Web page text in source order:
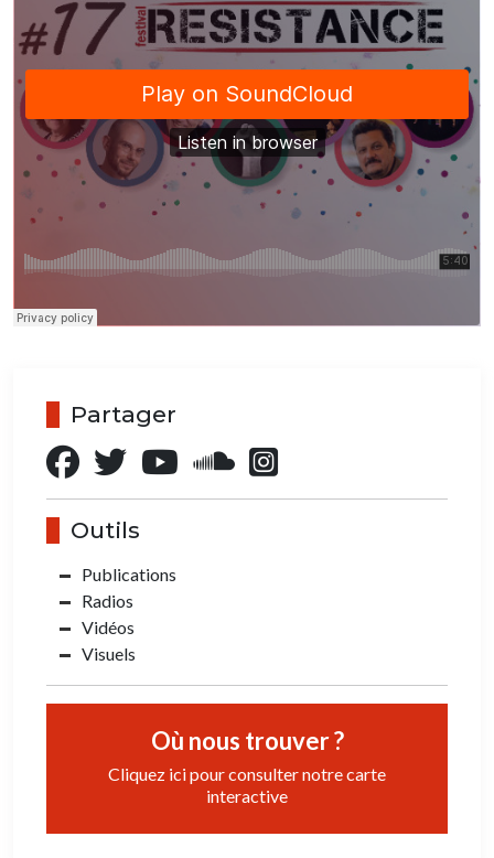
Partager
Outils
Publications
Radios
Vidéos
Visuels
Où nous trouver ?
Cliquez ici pour consulter notre carte
interactive